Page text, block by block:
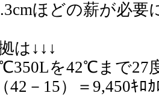
ほどの薪が必要
は↓↓↓
を42℃まで27
42－15）＝9,450ｷﾛ